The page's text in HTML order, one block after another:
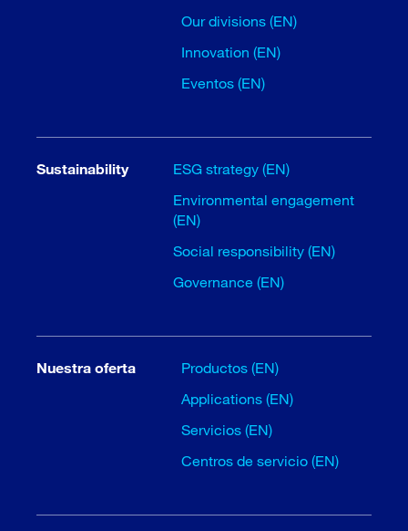
Our divisions (EN)
Innovation (EN)
Eventos (EN)
Sustainability
ESG strategy (EN)
Environmental engagement
(EN)
Social responsibility (EN)
Governance (EN)
Nuestra oferta
Productos (EN)
Applications (EN)
Servicios (EN)
Centros de servicio (EN)